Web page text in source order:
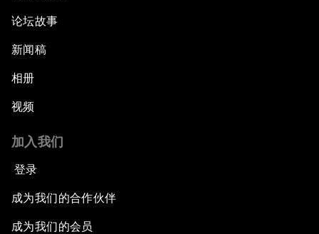
论坛故事
新闻稿
相册
视频
加入我们
登录
成为我们的合作伙伴
成为我们的会员